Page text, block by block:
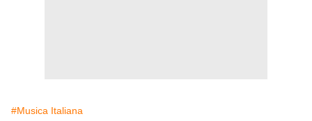
#Musica Italiana